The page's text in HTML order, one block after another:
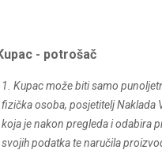
- potrošač
1. Kupac može biti samo
fizička osoba, posjetitelj Naklada
koja je nakon pregleda i odabira
svojih podatka te naručila